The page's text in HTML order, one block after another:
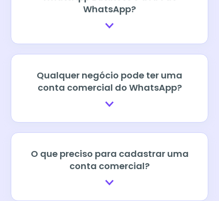
WhatsApp?
Qualquer negócio pode ter uma
conta comercial do WhatsApp?
O que preciso para cadastrar uma
conta comercial?